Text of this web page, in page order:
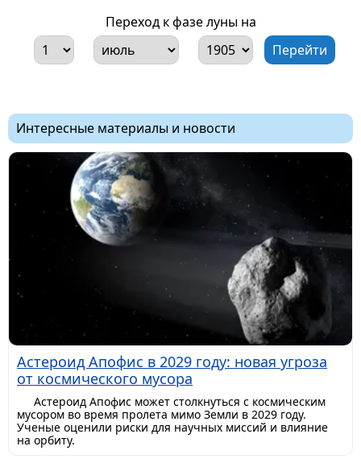
Переход к фазе луны на
Интересные материалы и новости
Астероид Апофис в 2029 году: новая угроза
от космического мусора
Астероид Апофис может столкнуться с космическим
мусором во время пролета мимо Земли в 2029 году.
Ученые оценили риски для научных миссий и влияние
на орбиту.